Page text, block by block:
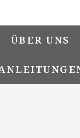
ÜBER UNS